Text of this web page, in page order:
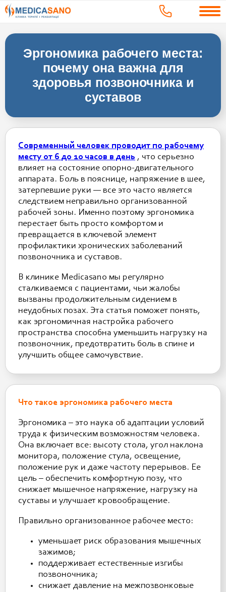
Эргономика рабочего места:
почему она важна для
здоровья позвоночника и
суставов
Современный человек проводит по рабочему
месту от 6 до 10 часов в день , что серьезно
влияет на состояние опорно-двигательного
аппарата. Боль в пояснице, напряжение в шее,
затерпевшие руки — все это часто является
следствием неправильно организованной
рабочей зоны. Именно поэтому эргономика
перестает быть просто комфортом и
превращается в ключевой элемент
профилактики хронических заболеваний
позвоночника и суставов.
В клинике Medicasano мы регулярно
сталкиваемся с пациентами, чьи жалобы
вызваны продолжительным сидением в
неудобных позах. Эта статья поможет понять,
как эргономичная настройка рабочего
пространства способна уменьшить нагрузку на
позвоночник, предотвратить боль в спине и
улучшить общее самочувствие.
Что такое эргономика рабочего места
Эргономика – это наука об адаптации условий
труда к физическим возможностям человека.
Она включает все: высоту стола, угол наклона
монитора, положение стула, освещение,
положение рук и даже частоту перерывов. Ее
цель – обеспечить комфортную позу, что
снижает мышечное напряжение, нагрузку на
суставы и улучшает кровообращение.
Правильно организованное рабочее место:
уменьшает риск образования мышечных
зажимов;
поддерживает естественные изгибы
позвоночника;
снижает давление на межпозвонковые